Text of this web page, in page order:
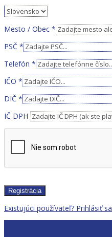
Mesto / Obec *
PSČ *
Telefón *
IČO *
DIČ *
IČ DPH
Registrácia
Existujúci používateľ? Prihlásiť sa